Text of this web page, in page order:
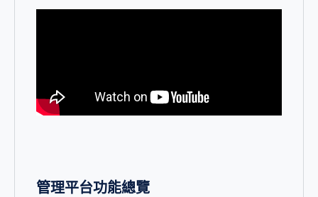
管理平台功能總覽